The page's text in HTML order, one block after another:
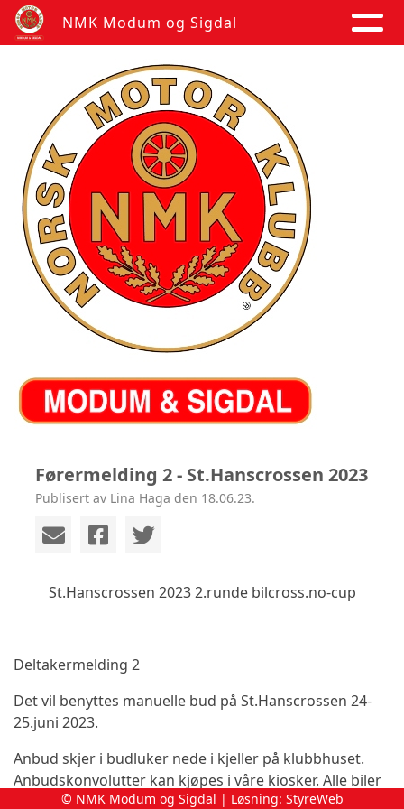
NMK Modum og Sigdal
Førermelding 2 - St.Hanscrossen 2023
Publisert av Lina Haga den 18.06.23.
St.Hanscrossen 2023 2.runde bilcross.no-cup
Deltakermelding 2
Det vil benyttes manuelle bud på St.Hanscrossen 24-
25.juni 2023.
Anbud skjer i budluker nede i kjeller på klubbhuset.
Anbudskonvolutter kan kjøpes i våre kiosker. Alle biler
som er godkjent for konkurransen er på bud, med
© NMK Modum og Sigdal | Løsning: StyreWeb